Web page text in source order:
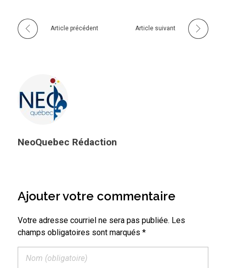
Article précédent Article suivant
NeoQuebec Rédaction
Ajouter votre commentaire
Votre adresse courriel ne sera pas publiée. Les
champs obligatoires sont marqués *